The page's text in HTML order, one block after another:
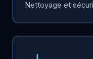
Nettoyage et